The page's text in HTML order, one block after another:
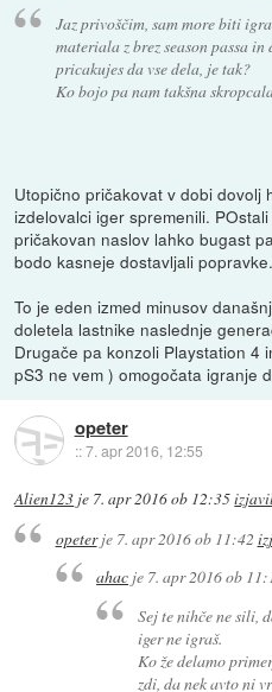
Jaz privoščim, sam more biti
materiala z brez season passa
pricakujes da vse dela, je tak?
Ko bojo pa nam takšna
Utopično pričakovat v dobi dovolj
izdelovalci iger spremenili.
pričakovan naslov lahko bugast
bodo kasneje dostavljali popravke.
To je eden izmed minusov
doletela lastnike naslednje
Drugače pa konzoli Playstation 4
pS3 ne vem ) omogočata igranje
opeter
::7. apr 2016, 12:55
Alien123 je 7. apr 2016 ob 12:35
opeterje 7. apr 2016 ob 11:42
ahac je 7. apr 2016 ob
Sej te nihče ne sili,
iger ne igraš.
Ko že delamo
zdi, da nek avto ni